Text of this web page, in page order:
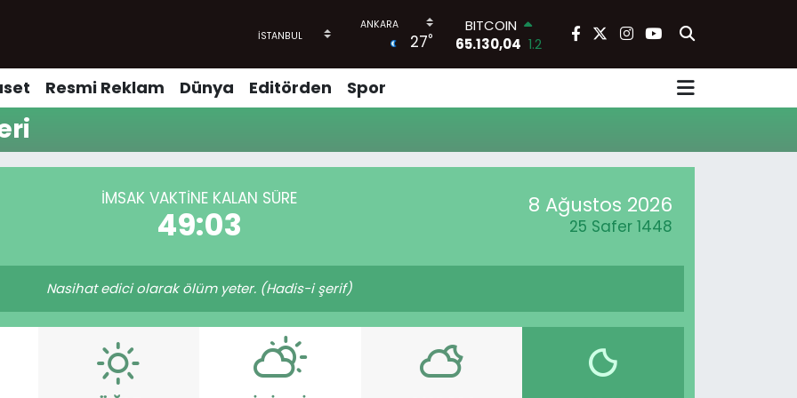
27°
BITCOIN
65.130,04 1.2
64,4046 0.35
2.59
Resmi Reklam Dünya Editörden Spor
İMSAK VAKTINE KALAN SÜRE
49:03 8 Ağustos 2026
25 Safer 1448
Nasihat edici olarak ölüm yeter. (Hadis-i şerif)